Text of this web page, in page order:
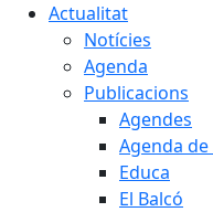
Actualitat
Notícies
Agenda
Publicacions
Agendes
Agenda de
Educa
El Balcó